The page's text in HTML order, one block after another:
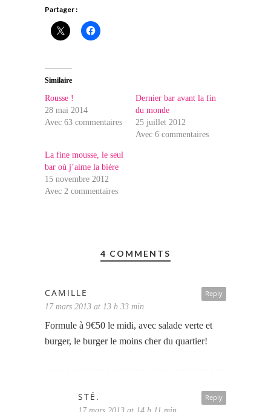
Partager :
Similaire
Rousse !
28 mai 2014
Avec 63 commentaires
Dernier bar avant la fin
du monde
25 juillet 2012
Avec 6 commentaires
La fine mousse, le seul
bar où j’aime la bière
15 novembre 2012
Avec 2 commentaires
4 COMMENTS
Reply
CAMILLE
17 mars 2013 at 13 h 33 min
Formule à 9€50 le midi, avec salade verte et
burger, le burger le moins cher du quartier!
Reply
STÉ.